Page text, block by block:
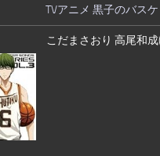
TVアニメ 黒子のバスケ
こだまさおり 高尾和